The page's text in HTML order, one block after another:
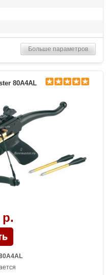
(32,3 см)
плечи, алюминиевая
планка под прицел;ласточкин
Больше параметров
80A4AL
р.